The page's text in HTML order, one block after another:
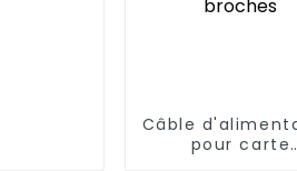
Câble
pour carte